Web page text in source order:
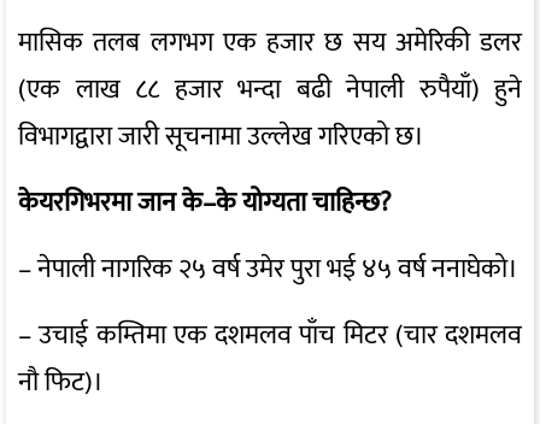
मासिक तलब लगभग एक हजार छ सय अमेरिकी डलर
(एक लाख ८८ हजार भन्दा बढी नेपाली रुपैयाँ) हुने
विभागद्वारा जारी सूचनामा उल्लेख गरिएको छ।
केयरगिभरमा जान के–के योग्यता चाहिन्छ?
– नेपाली नागरिक २५ वर्ष उमेर पुरा भई ४५ वर्ष ननाघेको।
– उचाई कम्तिमा एक दशमलव पाँच मिटर (चार दशमलव
नौ फिट)।